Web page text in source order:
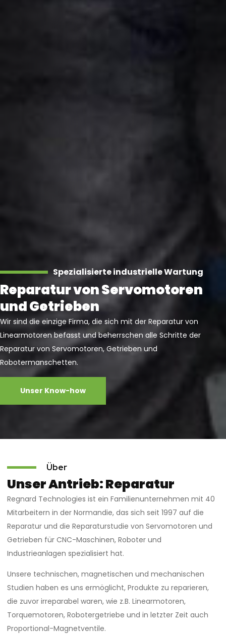
Spezialisierte industrielle Wartung
Reparatur von Servomotoren
und Getrieben
Wir sind die einzige Firma, die sich mit der Reparatur von
Linearmotoren befasst und beherrschen alle Schritte der
Reparatur von Servomotoren, Getrieben und
Robotermanschetten.
Unser Know-how
Über
Unser Antrieb: Reparatur
Regnard Technologies ist ein Familienunternehmen mit 40
Mitarbeitern in der Normandie, das sich seit 1997 auf die
Reparatur und die Reparaturstudie von Servomotoren und
Getrieben für CNC-Maschinen, Roboter und
Industrieanlagen spezialisiert hat.
Unsere technischen, magnetischen und mechanischen
Studien haben es uns ermöglicht, Produkte zu reparieren,
die zuvor irreparabel waren, wie z.B. Linearmotoren,
Torquemotoren, Robotergetriebe und in letzter Zeit auch
Proportional-Magnetventile.